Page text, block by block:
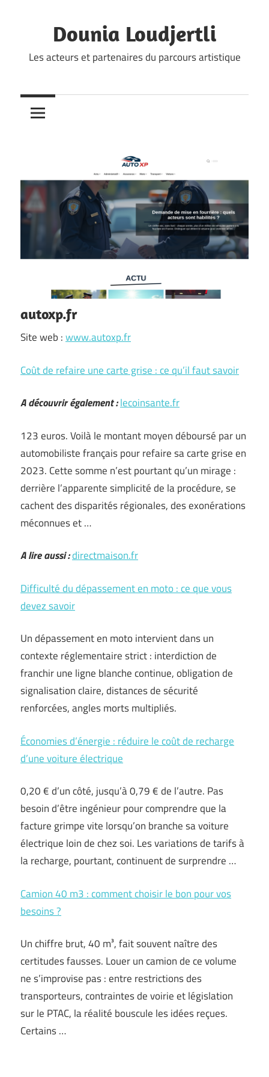
Dounia Loudjertli
Les acteurs et partenaires du parcours artistique
autoxp.fr
Site web :www.autoxp.fr
Coût de refaire une carte grise : ce qu’il faut savoir
A découvrir également :lecoinsante.fr
123 euros. Voilà le montant moyen déboursé par un
automobiliste français pour refaire sa carte grise en
2023. Cette somme n’est pourtant qu’un mirage :
derrière l’apparente simplicité de la procédure, se
cachent des disparités régionales, des exonérations
méconnues et …
A lire aussi :directmaison.fr
Difficulté du dépassement en moto : ce que vous
devez savoir
Un dépassement en moto intervient dans un
contexte réglementaire strict : interdiction de
franchir une ligne blanche continue, obligation de
signalisation claire, distances de sécurité
renforcées, angles morts multipliés.
Économies d’énergie : réduire le coût de recharge
d’une voiture électrique
0,20 € d’un côté, jusqu’à 0,79 € de l’autre. Pas
besoin d’être ingénieur pour comprendre que la
facture grimpe vite lorsqu’on branche sa voiture
électrique loin de chez soi. Les variations de tarifs à
la recharge, pourtant, continuent de surprendre …
Camion 40 m3 : comment choisir le bon pour vos
besoins ?
Un chiffre brut, 40 m³, fait souvent naître des
certitudes fausses. Louer un camion de ce volume
ne s’improvise pas : entre restrictions des
transporteurs, contraintes de voirie et législation
sur le PTAC, la réalité bouscule les idées reçues.
Certains …